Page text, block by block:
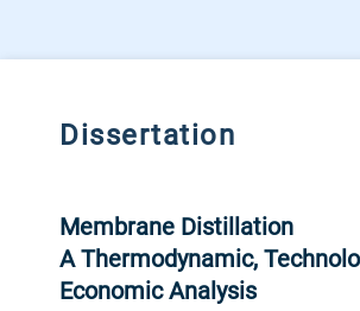
Dissertation
Membrane Distillation
A Thermodynamic,
Economic Analysis